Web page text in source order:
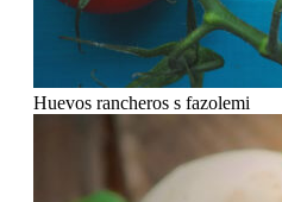
Huevos rancheros s fazolemi